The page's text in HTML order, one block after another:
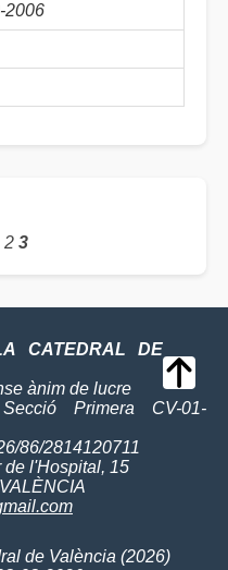
2006
2 3
CATEDRAL DE
ànim de lucre
Primera CV-01-
86/2814120711
de l'Hospital, 15
de València (2026)